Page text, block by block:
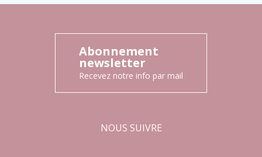
Abonnement
newsletter
Recevez notre info par mail
NOUS SUIVRE